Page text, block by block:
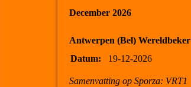
December 2026
Antwerpen (Bel) Wereldbeker
Datum:
19-12-2026
Samenvatting op Sporza: VRT1